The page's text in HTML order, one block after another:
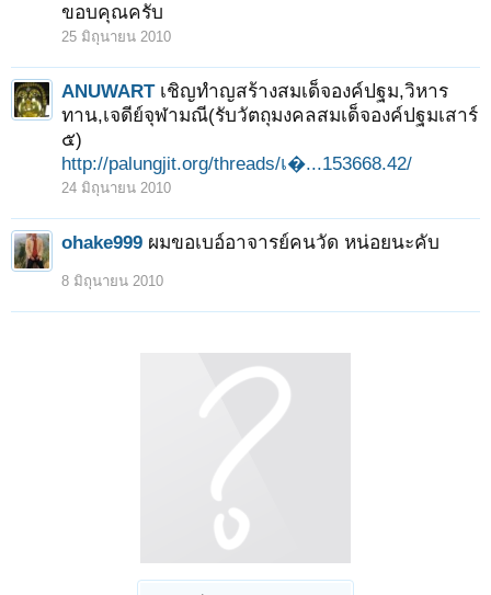
ขอบคุณครับ
25 มิถุนายน 2010
ANUWART เชิญทำญสร้างสมเด็จองค์ปฐม,วิหาร
ทาน,เจดีย์จุฬามณี(รับวัตถุมงคลสมเด็จองค์ปฐมเสาร์
๕)
http://palungjit.org/threads/เ�...153668.42/
24 มิถุนายน 2010
ohake999 ผมขอเบอ์อาจารย์คนวัด หน่อยนะคับ
8 มิถุนายน 2010